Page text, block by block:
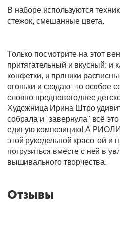
В наборе используются
стежок, смешанные цвета.
Только посмотрите на этот
притягательный и вкусный: и
конфетки, и пряники
огоньки и создают то особое
словно предновогоднее
Художница Ирина Штро
собрала и "завернула" всё
единую композицию! А
этой рукодельной красотой и
погрузиться вместе с ней в
вышивального творчества.
Отзывы